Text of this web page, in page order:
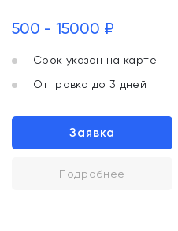
500 - 15000 ₽
Срок указан на карте
Отправка до 3 дней
Заявка
Подробнее